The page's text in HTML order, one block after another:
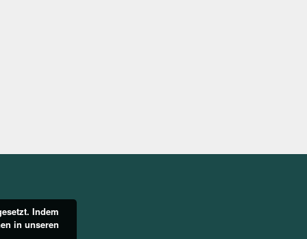
Indem
in unseren